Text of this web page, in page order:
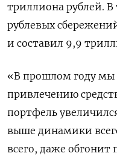
триллиона рублей.
рублевых
и составил 9,9
«В прошлом году мы
привлечению
портфель
выше динамики
всего, даже обгонит